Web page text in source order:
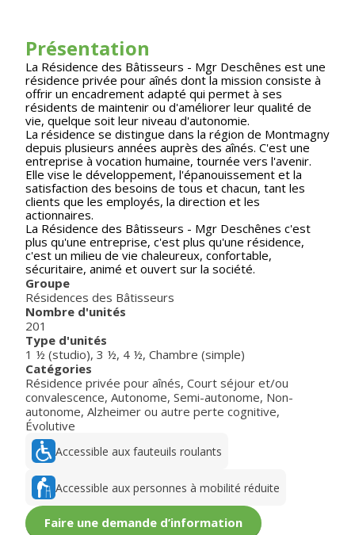
Présentation
La Résidence des Bâtisseurs - Mgr Deschênes est une
résidence privée pour aînés dont la mission consiste à
offrir un encadrement adapté qui permet à ses
résidents de maintenir ou d'améliorer leur qualité de
vie, quelque soit leur niveau d'autonomie.
La résidence se distingue dans la région de Montmagny
depuis plusieurs années auprès des aînés. C'est une
entreprise à vocation humaine, tournée vers l'avenir.
Elle vise le développement, l'épanouissement et la
satisfaction des besoins de tous et chacun, tant les
clients que les employés, la direction et les
actionnaires.
La Résidence des Bâtisseurs - Mgr Deschênes c'est
plus qu'une entreprise, c'est plus qu'une résidence,
c'est un milieu de vie chaleureux, confortable,
sécuritaire, animé et ouvert sur la société.
Groupe
Résidences des Bâtisseurs
Nombre d'unités
201
Type d'unités
1 ½ (studio), 3 ½, 4 ½, Chambre (simple)
Catégories
Résidence privée pour aînés, Court séjour et/ou
convalescence, Autonome, Semi-autonome, Non-
autonome, Alzheimer ou autre perte cognitive,
Évolutive
Accessible aux fauteuils roulants
Accessible aux personnes à mobilité réduite
Faire une demande d’information